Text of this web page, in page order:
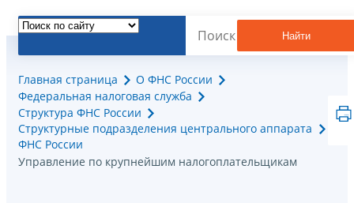
Найти
Главная страница
О ФНС России
Федеральная налоговая служба
Структура ФНС России
Структурные подразделения центрального аппарата
ФНС России
Управление по крупнейшим налогоплательщикам